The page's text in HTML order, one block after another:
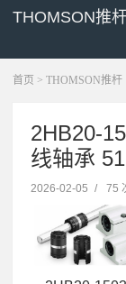
THOMSON推
首页 > THOMSON推杆
2HB20-
线轴承
2026-02-05 / 75